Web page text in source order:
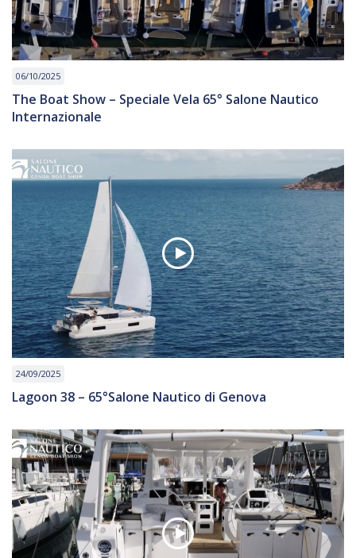
06/10/2025
The Boat Show – Speciale Vela 65° Salone Nautico
Internazionale
24/09/2025
Lagoon 38 – 65°Salone Nautico di Genova